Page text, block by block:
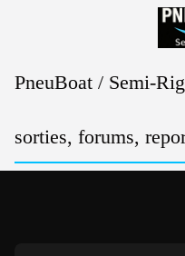
PneuBoat / Semi-
sorties, forums,